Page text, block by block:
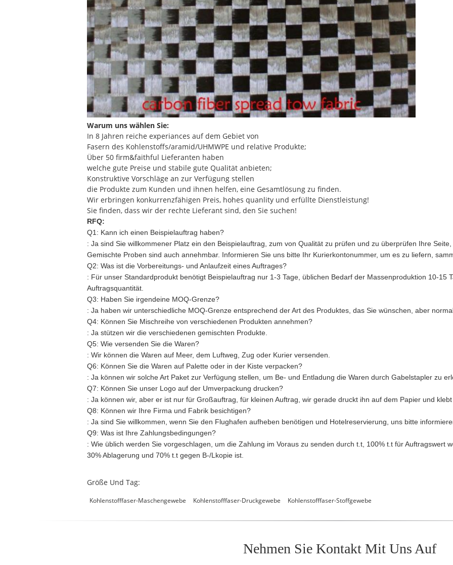
Warum uns wählen Sie:
In 8 Jahren reiche experiances auf dem Gebiet von
Fasern des Kohlenstoffs/aramid/UHMWPE und relative Produkte;
Über 50 firm&faithful Lieferanten haben
welche gute Preise und stabile gute Qualität anbieten;
Konstruktive Vorschläge an zur Verfügung stellen
die Produkte zum Kunden und ihnen helfen, eine Gesamtlösung zu finden.
Wir erbringen konkurrenzfähigen Preis, hohes quanlity und erfüllte Dienstleistung!
Sie finden, dass wir der rechte Lieferant sind, den Sie suchen!
RFQ:
Q1: Kann ich einen Beispielauftrag haben?
: Ja sind Sie willkommener Platz ein den Beispielauftrag, zum von Qualität zu prüfen und zu überprüfen Ihre
Gemischte Proben sind auch annehmbar. Informieren Sie uns bitte Ihr Kurierkontonummer, um es zu liefern,
Q2: Was ist die Vorbereitungs- und Anlaufzeit eines Auftrages?
: Für unser Standardprodukt benötigt Beispielauftrag nur 1-3 Tage, üblichen Bedarf der Massenproduktion 10-15
Auftragsquantität.
Q3: Haben Sie irgendeine MOQ-Grenze?
: Ja haben wir unterschiedliche MOQ-Grenze entsprechend der Art des Produktes, das Sie wünschen, aber
Q4: Können Sie Mischreihe von verschiedenen Produkten annehmen?
: Ja stützen wir die verschiedenen gemischten Produkte.
Q5: Wie versenden Sie die Waren?
: Wir können die Waren auf Meer, dem Luftweg, Zug oder Kurier versenden.
Q6: Können Sie die Waren auf Palette oder in der Kiste verpacken?
: Ja können wir solche Art Paket zur Verfügung stellen, um Be- und Entladung die Waren durch Gabelstapler zu
Q7: Können Sie unser Logo auf der Umverpackung drucken?
: Ja können wir, aber er ist nur für Großauftrag, für kleinen Auftrag, wir gerade druckt ihn auf dem Papier und klebt
Q8: Können wir Ihre Firma und Fabrik besichtigen?
: Ja sind Sie willkommen, wenn Sie den Flughafen aufheben benötigen und Hotelreservierung, uns bitte
Q9: Was ist Ihre Zahlungsbedingungen?
: Wie üblich werden Sie vorgeschlagen, um die Zahlung im Voraus zu senden durch t.t, 100% t.t für Auftragswert
30% Ablagerung und 70% t.t gegen B-/Lkopie ist.
Größe Und Tag:
Kohlenstofffaser-Maschengewebe Kohlenstofffaser-Druckgewebe Kohlenstofffaser-Stoffgewebe
Nehmen Sie Kontakt Mit Uns Auf